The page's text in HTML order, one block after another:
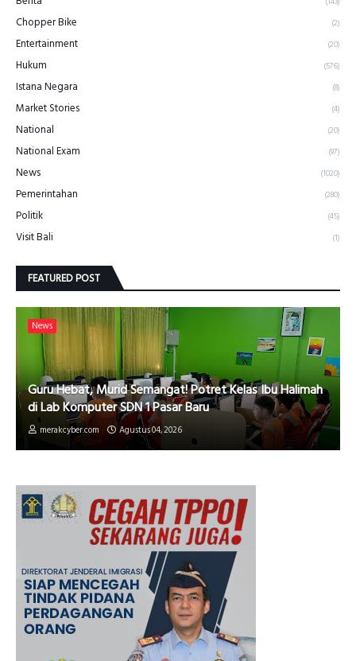
Chopper Bike (2)
Entertainment (20)
Hukum (576)
Istana Negara (8)
Market Stories (4)
National (20)
National Exam (97)
News (1020)
Pemerintahan (280)
Politik (45)
Visit Bali (1)
FEATURED POST
News
Guru Hebat, Murid Semangat! Potret Kelas Ibu Halimah
di Lab Komputer SDN 1 Pasar Baru
merakcyber.com Agustus 04, 2026